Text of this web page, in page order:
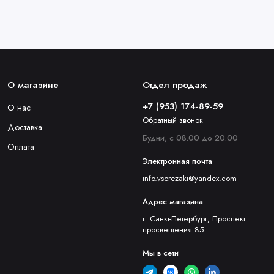
лазерного луча на обрабатываемом
лазерное оборудование, а именно для:
и обработкой металлов, пластиков и других
лазерной резки и сварки.
лазерное оборудование для обработки
при выполнении лазерных операций.
О магазине
О нас
Доставка
Оплата
Отдел продаж
+7 (953) 174-89-59
Обратный звонок
Будни, с 08.00 до 20.00
Электронная почта
info.vserezaki@yandex.com
Адрес магазина
г. Санкт-Петербург, Проспект
просвещения 85
Мы в сети